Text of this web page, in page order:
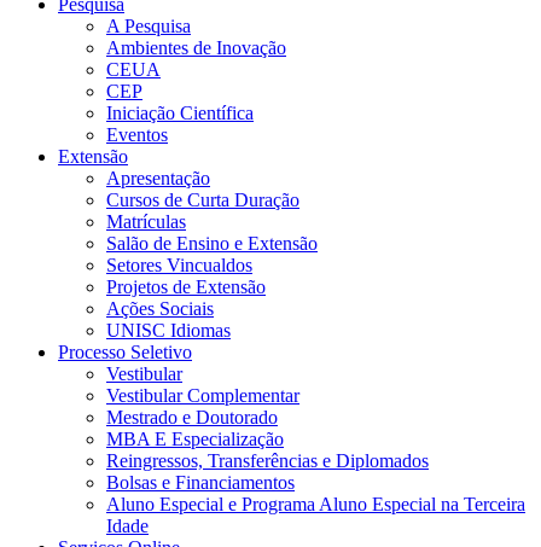
A Pesquisa
Ambientes de Inovação
CEUA
CEP
Iniciação Científica
Eventos
Extensão
Apresentação
Cursos de Curta Duração
Matrículas
Salão de Ensino e Extensão
Setores Vincualdos
Projetos de Extensão
Ações Sociais
UNISC Idiomas
Processo Seletivo
Vestibular
Vestibular Complementar
Mestrado e Doutorado
MBA E Especialização
Reingressos, Transferências e Diplomados
Bolsas e Financiamentos
Aluno Especial e Programa Aluno Especial na Terceira
Idade